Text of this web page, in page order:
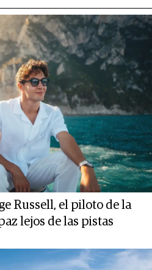
Russell, el piloto de la
lejos de las pistas